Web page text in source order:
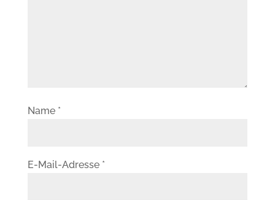
Name *
E-Mail-Adresse *